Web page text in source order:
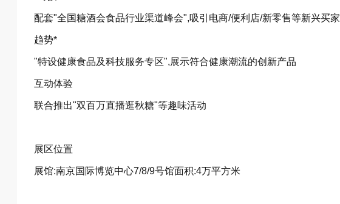
配套"全国糖酒会食品行业渠道峰会",吸引电商/便利店/新零售等新兴买家
趋势*
"特设健康食品及科技服务专区",展示符合健康潮流的创新产品
互动体验
联合推出"双百万直播逛秋糖"等趣味活动
展区位置
展馆:南京国际博览中心7/8/9号馆面积:4万平方米